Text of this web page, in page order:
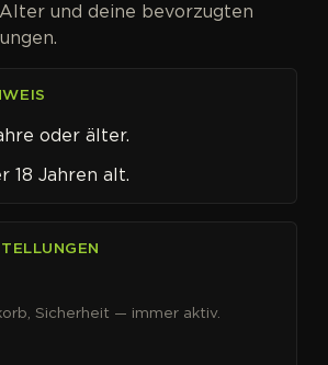
Warden
und deine bevorzugten
oder älter.
18 Jahren alt.
Sicherheit — immer aktiv.